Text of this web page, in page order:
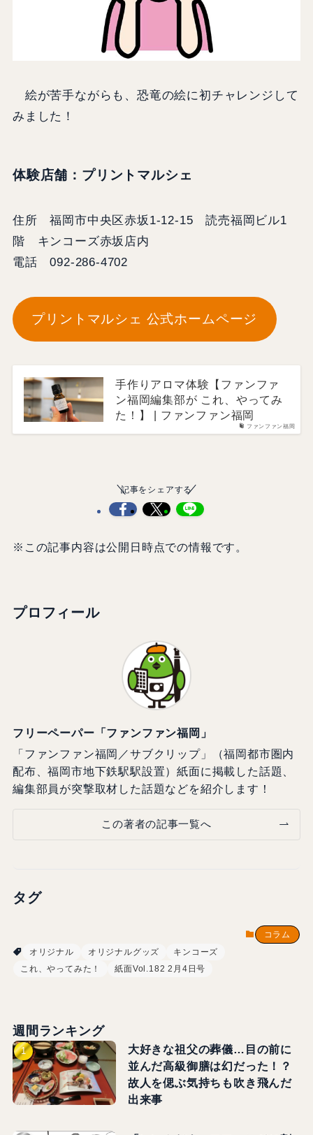
絵が苦手ながらも、恐竜の絵に初チャレンジして
みました！
体験店舗：プリントマルシェ
住所 福岡市中央区赤坂1-12-15 読売福岡ビル1
階 キンコーズ赤坂店内
電話 092-286-4702
プリントマルシェ 公式ホームページ
ファンファン福岡
手作りアロマ体験【ファンファ
ン福岡編集部が これ、やってみ
た！】 | ファンファン福岡
記事をシェアする
※この記事内容は公開日時点での情報です。
プロフィール
フリーペーパー「ファンファン福岡」
「ファンファン福岡／サブクリップ」（福岡都市圏内
配布、福岡市地下鉄駅駅設置）紙面に掲載した話題、
編集部員が突撃取材した話題などを紹介します！
この著者の記事一覧へ
タグ
コラム
オリジナル
オリジナルグッズ
キンコーズ
これ、やってみた！
紙面Vol.182 2月4日号
週間ランキング
大好きな祖父の葬儀…目の前に
並んだ高級御膳は幻だった！？
故人を偲ぶ気持ちも吹き飛んだ
出来事